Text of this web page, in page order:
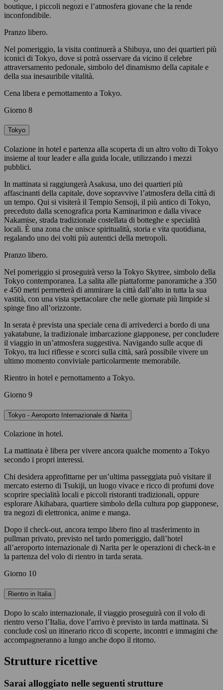
boutique, i piccoli negozi e l’atmosfera giovane che la rende
inconfondibile.
Pranzo libero.
Nel pomeriggio, la visita continuerà a Shibuya, uno dei quartieri più
iconici di Tokyo, dove si potrà osservare da vicino il celebre
attraversamento pedonale, simbolo del dinamismo della capitale e
della sua inesauribile vitalità.
Cena libera e pernottamento a Tokyo.
Giorno 8
Tokyo
Colazione in hotel e partenza alla scoperta di un altro volto di Tokyo
insieme al tour leader e alla guida locale, utilizzando i mezzi
pubblici.
In mattinata si raggiungerà Asakusa, uno dei quartieri più
affascinanti della capitale, dove sopravvive l’atmosfera della città di
un tempo. Qui si visiterà il Tempio Sensoji, il più antico di Tokyo,
preceduto dalla scenografica porta Kaminarimon e dalla vivace
Nakamise, strada tradizionale costellata di botteghe e specialità
locali. È una zona che unisce spiritualità, storia e vita quotidiana,
regalando uno dei volti più autentici della metropoli.
Pranzo libero.
Nel pomeriggio si proseguirà verso la Tokyo Skytree, simbolo della
Tokyo contemporanea. La salita alle piattaforme panoramiche a 350
e 450 metri permetterà di ammirare la città dall’alto in tutta la sua
vastità, con una vista spettacolare che nelle giornate più limpide si
spinge fino all’orizzonte.
In serata è prevista una speciale cena di arrivederci a bordo di una
yakatabune, la tradizionale imbarcazione giapponese, per concludere
il viaggio in un’atmosfera suggestiva. Navigando sulle acque di
Tokyo, tra luci riflesse e scorci sulla città, sarà possibile vivere un
ultimo momento conviviale particolarmente memorabile.
Rientro in hotel e pernottamento a Tokyo.
Giorno 9
Tokyo - Aeroporto Internazionale di Narita
Colazione in hotel.
La mattinata è libera per vivere ancora qualche momento a Tokyo
secondo i propri interessi.
Chi desidera approfittarne per un’ultima passeggiata può visitare il
mercato esterno di Tsukiji, un luogo vivace e ricco di profumi dove
scoprire specialità locali e piccoli ristoranti tradizionali, oppure
esplorare Akihabara, quartiere simbolo della cultura pop giapponese,
tra negozi di elettronica, anime e manga.
Dopo il check-out, ancora tempo libero fino al trasferimento in
pullman privato, previsto nel tardo pomeriggio, dall’hotel
all’aeroporto internazionale di Narita per le operazioni di check-in e
la partenza del volo di rientro in tarda serata.
Giorno 10
Rientro in Italia
Dopo lo scalo internazionale, il viaggio proseguirà con il volo di
rientro verso l’Italia, dove l’arrivo è previsto in tarda mattinata. Si
conclude così un itinerario ricco di scoperte, incontri e immagini che
accompagneranno a lungo anche dopo il ritorno.
Strutture ricettive
Sarai alloggiato nelle seguenti strutture